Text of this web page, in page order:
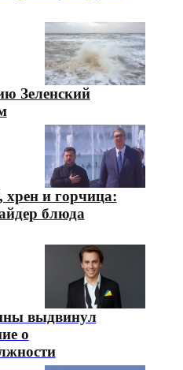
Зеленский
хрен и горчица:
блюда
выдвинул
о